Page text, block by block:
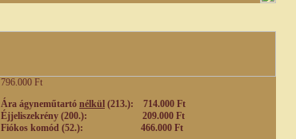
796.000 Ft
Ára ágyneműtartó nélkül (213.): 714.000 Ft
Éjjeliszekrény (200.): 209.000 Ft
Fiókos komód (52.): 466.000 Ft